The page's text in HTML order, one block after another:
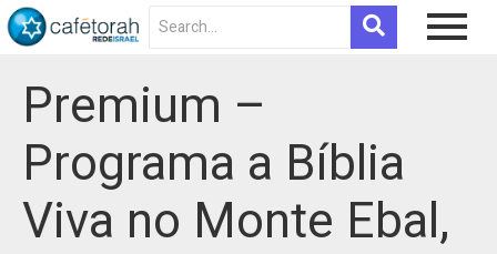
Premium –
Programa a Bíblia
Viva no Monte Ebal,